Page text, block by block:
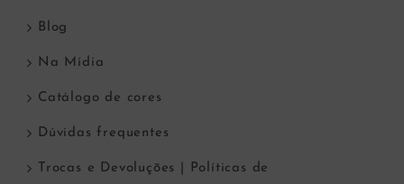
Blog
Na Mídia
Catálogo de cores
Dúvidas frequentes
Trocas e Devoluções | Políticas de